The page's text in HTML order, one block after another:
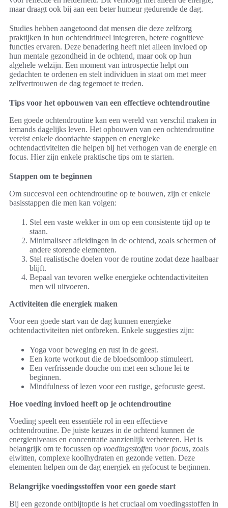
maar draagt ook bij aan een beter humeur gedurende de dag.
Studies hebben aangetoond dat mensen die deze zelfzorg
praktijken in hun ochtendritueel integreren, betere cognitieve
functies ervaren. Deze benadering heeft niet alleen invloed op
hun mentale gezondheid in de ochtend, maar ook op hun
algehele welzijn. Een moment van introspectie helpt om
gedachten te ordenen en stelt individuen in staat om met meer
zelfvertrouwen de dag tegemoet te treden.
Tips voor het opbouwen van een effectieve ochtendroutine
Een goede ochtendroutine kan een wereld van verschil maken in
iemands dagelijks leven. Het opbouwen van een ochtendroutine
vereist enkele doordachte stappen en energieke
ochtendactiviteiten die helpen bij het verhogen van de energie en
focus. Hier zijn enkele praktische tips om te starten.
Stappen om te beginnen
Om succesvol een ochtendroutine op te bouwen, zijn er enkele
basisstappen die men kan volgen:
Stel een vaste wekker in om op een consistente tijd op te
staan.
Minimaliseer afleidingen in de ochtend, zoals schermen of
andere storende elementen.
Stel realistische doelen voor de routine zodat deze haalbaar
blijft.
Bepaal van tevoren welke energieke ochtendactiviteiten
men wil uitvoeren.
Activiteiten die energiek maken
Voor een goede start van de dag kunnen energieke
ochtendactiviteiten niet ontbreken. Enkele suggesties zijn:
Yoga voor beweging en rust in de geest.
Een korte workout die de bloedsomloop stimuleert.
Een verfrissende douche om met een schone lei te
beginnen.
Mindfulness of lezen voor een rustige, gefocuste geest.
Hoe voeding invloed heeft op je ochtendroutine
Voeding speelt een essentiële rol in een effectieve
ochtendroutine. De juiste keuzes in de ochtend kunnen de
energieniveaus en concentratie aanzienlijk verbeteren. Het is
belangrijk om te focussen op voedingsstoffen voor focus, zoals
eiwitten, complexe koolhydraten en gezonde vetten. Deze
elementen helpen om de dag energiek en gefocust te beginnen.
Belangrijke voedingsstoffen voor een goede start
Bij een gezonde ontbijtoptie is het cruciaal om voedingsstoffen in